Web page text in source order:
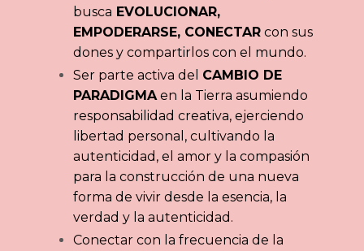
busca EVOLUCIONAR,
EMPODERARSE, CONECTAR con sus
dones y compartirlos con el mundo.
Ser parte activa del CAMBIO DE
PARADIGMA en la Tierra asumiendo
responsabilidad creativa, ejerciendo
libertad personal, cultivando la
autenticidad, el amor y la compasión
para la construcción de una nueva
forma de vivir desde la esencia, la
verdad y la autenticidad.
Conectar con la frecuencia de la